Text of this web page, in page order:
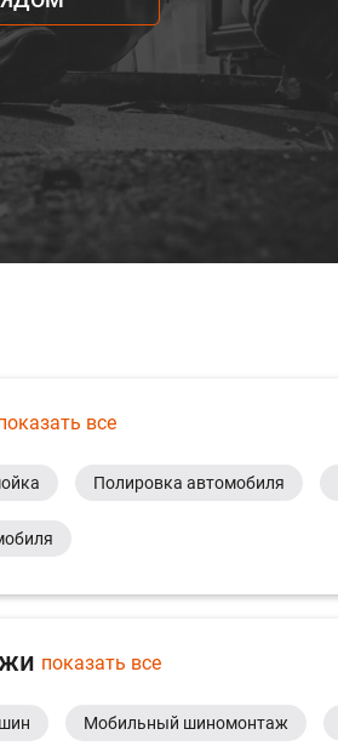
все
Полировка автомобиля
показать все
Мобильный шиномонтаж